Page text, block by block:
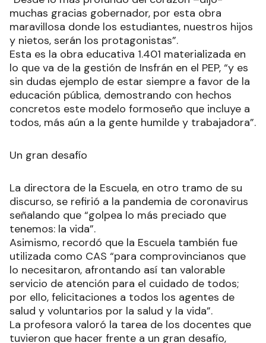
muchas gracias gobernador, por esta obra
maravillosa donde los estudiantes, nuestros hijos
y nietos, serán los protagonistas”.
Esta es la obra educativa 1.401 materializada en
lo que va de la gestión de Insfrán en el PEP, “y es
sin dudas ejemplo de estar siempre a favor de la
educación pública, demostrando con hechos
concretos este modelo formoseño que incluye a
todos, más aún a la gente humilde y trabajadora”.
Un gran desafío
La directora de la Escuela, en otro tramo de su
discurso, se refirió a la pandemia de coronavirus
señalando que “golpea lo más preciado que
tenemos: la vida”.
Asimismo, recordó que la Escuela también fue
utilizada como CAS “para comprovincianos que
lo necesitaron, afrontando así tan valorable
servicio de atención para el cuidado de todos;
por ello, felicitaciones a todos los agentes de
salud y voluntarios por la salud y la vida”.
La profesora valoró la tarea de los docentes que
tuvieron que hacer frente a un gran desafío,